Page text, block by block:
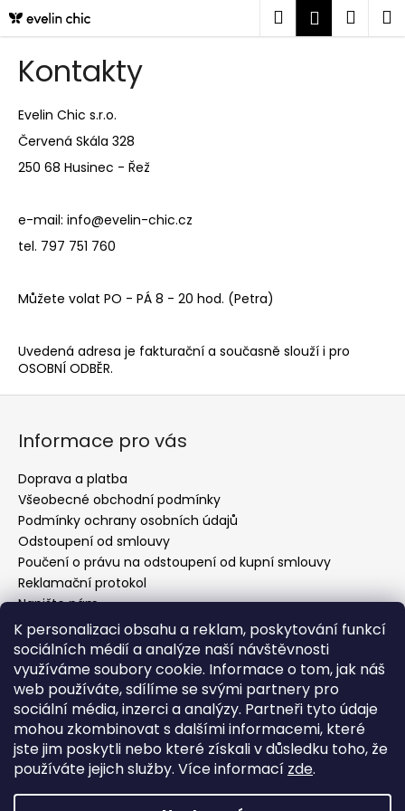
K personalizaci obsahu a reklam, poskytování funkcí
sociálních médií a analýze naší návštěvnosti
využíváme soubory cookie. Informace o tom, jak náš
web používáte, sdílíme se svými partnery pro
sociální média, inzerci a analýzy. Partneři tyto údaje
mohou zkombinovat s dalšími informacemi, které
jste jim poskytli nebo které získali v důsledku toho, že
používáte jejich služby. Více informací zde.
na
obsah
Hledat
Kontakty
Evelin Chic s.r.o.
Červená Skála 328
250 68 Husinec - Řež
e-mail: info@evelin-chic.cz
tel. 797 751 760
Můžete volat PO - PÁ 8 - 20 hod. (Petra)
Uvedená adresa je fakturační a současně slouží i pro
OSOBNÍ ODBĚR.
K
o
o
p
o
ř
e
u
j
t
e
n
a
j
í
t
?
D
o
p
o
r
u
Z
Informace pro vás
Doprava a platba
Všeobecné obchodní podmínky
Podmínky ochrany osobních údajů
Odstoupení od smlouvy
Poučení o právu na odstoupení od kupní smlouvy
Reklamační protokol
Napište nám
Kontakty
Kontakt
info@evelin-chic.cz
797 751 760
Evelin Chic
evelin_chic.cz